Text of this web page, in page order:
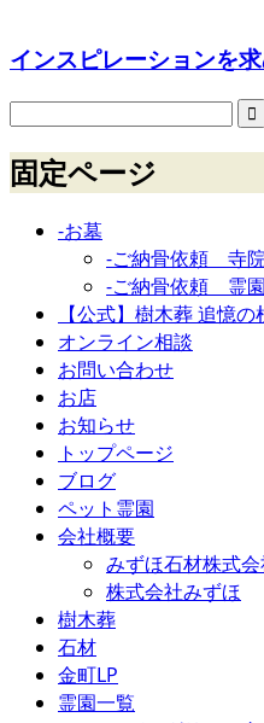
インスピレーションを
固定ページ
-お墓
-ご納骨依頼 寺
-ご納骨依頼 霊園
【公式】樹木葬 追憶の
オンライン相談
お問い合わせ
お店
お知らせ
トップページ
ブログ
ペット霊園
会社概要
みずほ石材株式会
株式会社みずほ
樹木葬
石材
金町LP
霊園一覧